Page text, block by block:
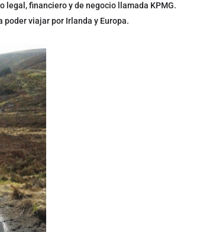
legal, financiero y de negocio llamada KPMG.
viajar por Irlanda y Europa.